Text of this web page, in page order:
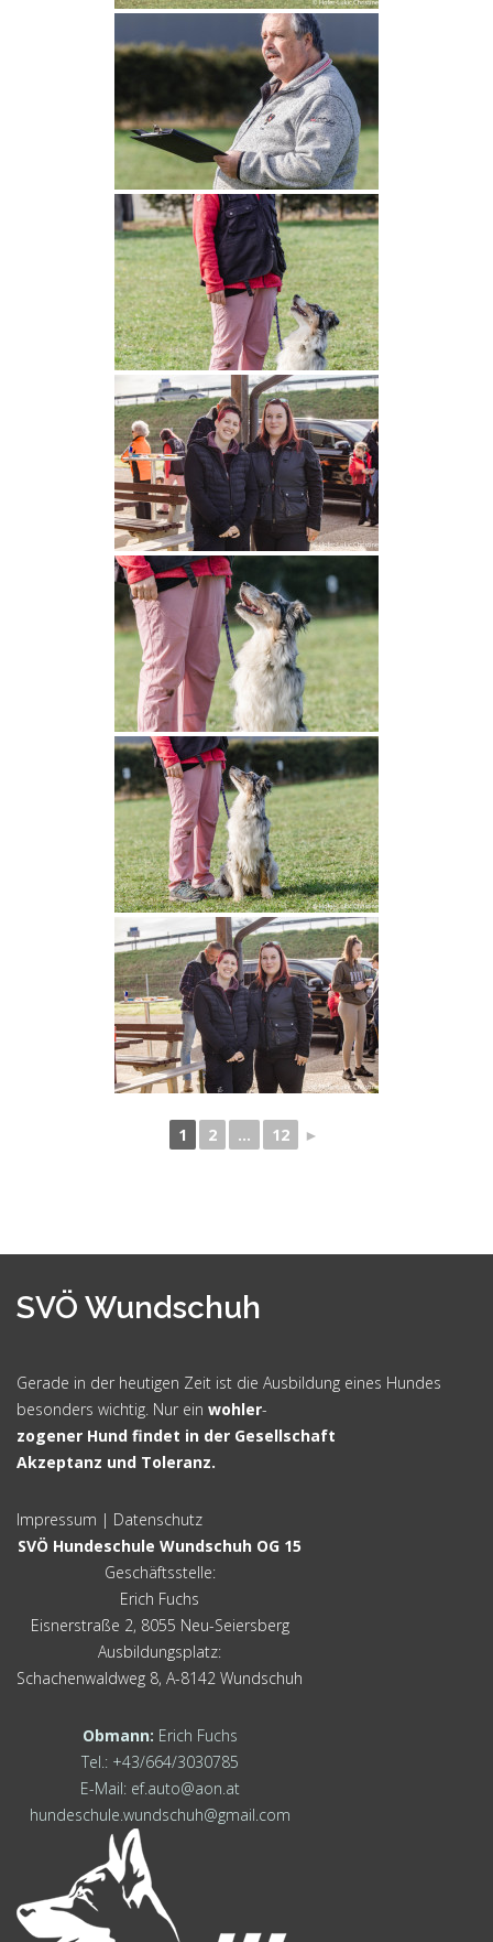
1 2 ... 12 ►
SVÖ Wundschuh
Gerade in der heutigen Zeit ist die Ausbildung eines Hundes
besonders wichtig. Nur ein wohler-
zogener Hund findet in der Gesellschaft
Akzeptanz und Toleranz.
Impressum | Datenschutz
SVÖ Hundeschule Wundschuh OG 15
Geschäftsstelle:
Erich Fuchs
Eisnerstraße 2, 8055 Neu-Seiersberg
Ausbildungsplatz:
Schachenwaldweg 8, A-8142 Wundschuh
Obmann: Erich Fuchs
Tel.: +43/664/3030785
E-Mail: ef.auto@aon.at
hundeschule.wundschuh@gmail.com